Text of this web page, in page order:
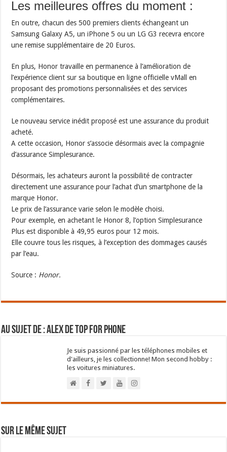
Les meilleures offres du moment :
En outre, chacun des 500 premiers clients échangeant un
Samsung Galaxy A5, un iPhone 5 ou un LG G3 recevra encore
une remise supplémentaire de 20 Euros.
En plus, Honor travaille en permanence à l’amélioration de
l’expérience client sur sa boutique en ligne officielle vMall en
proposant des promotions personnalisées et des services
complémentaires.
Le nouveau service inédit proposé est une assurance du produit
acheté.
A cette occasion, Honor s’associe désormais avec la compagnie
d’assurance Simplesurance.
Désormais, les achateurs auront la possibilité de contracter
directement une assurance pour l’achat d’un smartphone de la
marque Honor.
Le prix de l’assurance varie selon le modèle choisi.
Pour exemple, en achetant le Honor 8, l’option Simplesurance
Plus est disponible à 49,95 euros pour 12 mois.
Elle couvre tous les risques, à l’exception des dommages causés
par l’eau.
Source : Honor.
Au sujet de : Alex de Top For Phone
Je suis passionné par les téléphones mobiles et
d'ailleurs, je les collectionne! Mon second hobby :
les voitures miniatures.
Sur le même sujet